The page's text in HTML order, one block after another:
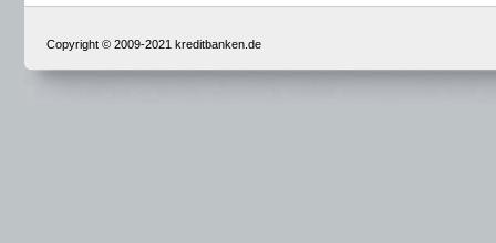
Copyright © 2009-2021 kreditbanken.de